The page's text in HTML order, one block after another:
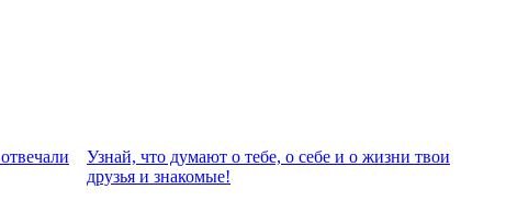
Узнай, что думают о тебе, о себе и о жизни твои
друзья и знакомые!